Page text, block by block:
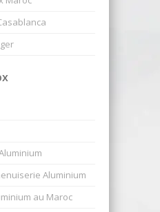
Aluminium
au Maroc